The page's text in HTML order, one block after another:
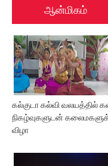
ஆன்மிகம்
கல்குடா கல்வி வலயத்தில்
நிகழ்வுகளுடன்
விழா